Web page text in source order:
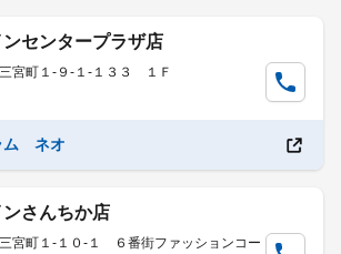
センタープラザ店
宮町１-９-１-１３３ １Ｆ
ム ネオ
さんちか店
宮町１-１０-１ ６番街ファッションコー